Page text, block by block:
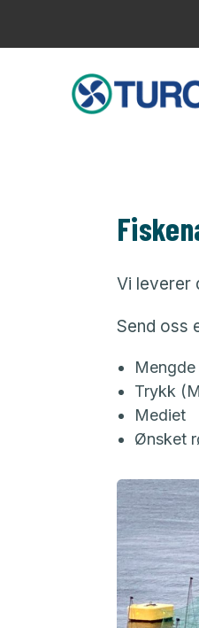
Vi leverer
Send oss
Mengde
Trykk
Mediet
Ønsket